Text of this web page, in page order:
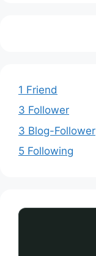
1 Friend
3 Follower
3 Blog-Follower
5 Following